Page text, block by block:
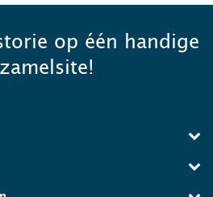
op één handige